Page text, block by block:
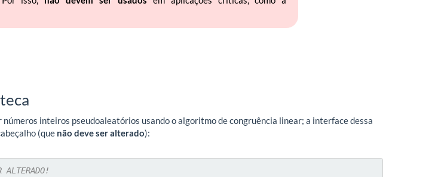
números inteiros pseudoaleatórios usando o algoritmo de congruência linear; a interface dessa
(que não deve ser alterado):
ALTERADO!